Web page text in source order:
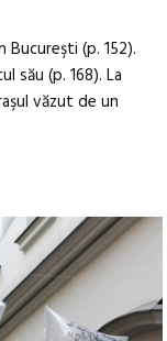
(p. 152).
său (p. 168). La
văzut de un